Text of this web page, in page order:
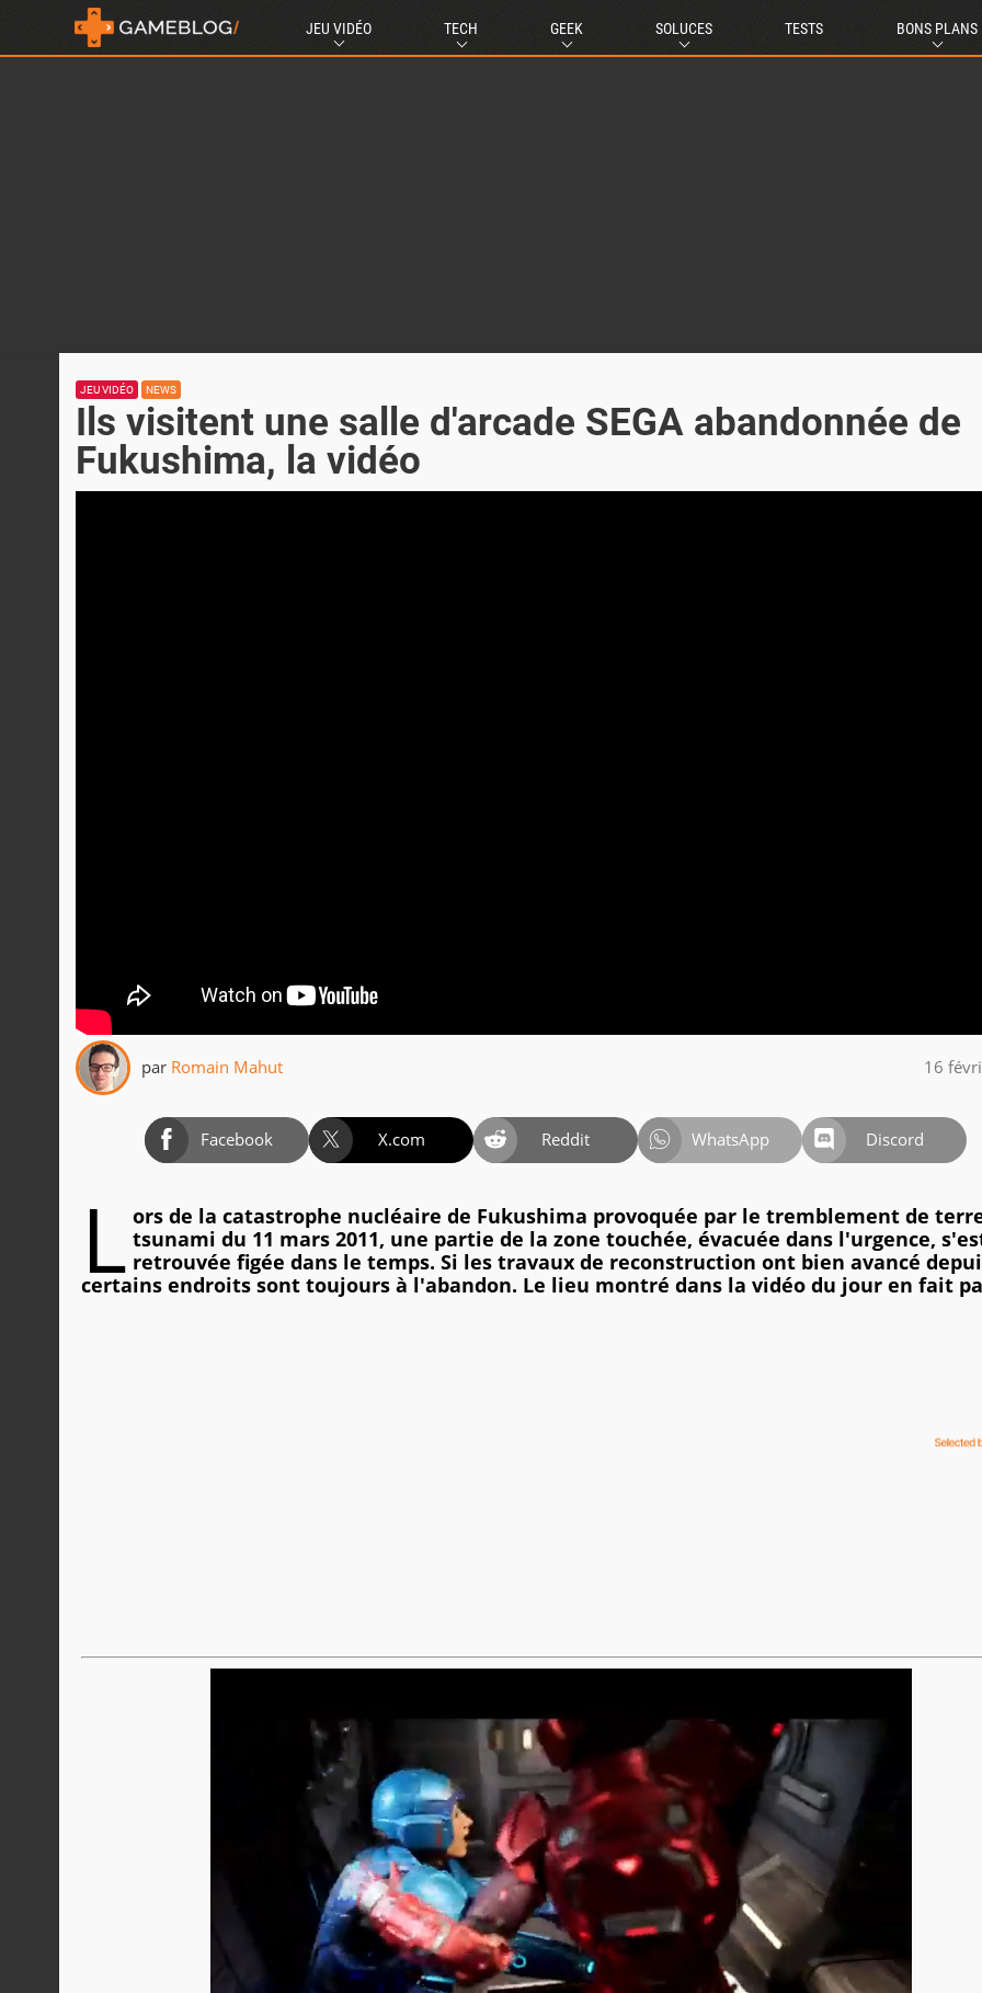
JEU VIDÉO TECH GEEK SOLUCES TESTS BONS PLANS
JEU VIDÉO NEWS
Ils visitent une salle d'arcade SEGA abandonnée de
Fukushima, la vidéo
par Romain Mahut 16
Facebook X.com Reddit WhatsApp Discord
L ors de la catastrophe nucléaire de Fukushima provoquée par le tremblement de
tsunami du 11 mars 2011, une partie de la zone touchée, évacuée dans l'urgence,
retrouvée figée dans le temps. Si les travaux de reconstruction ont bien avancé
certains endroits sont toujours à l'abandon. Le lieu montré dans la vidéo du jour en fait